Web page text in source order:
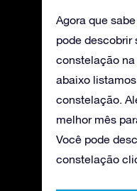
Agora que
pode descobrir
constelação na
abaixo
constelação.
melhor mês
Você pode
constelação